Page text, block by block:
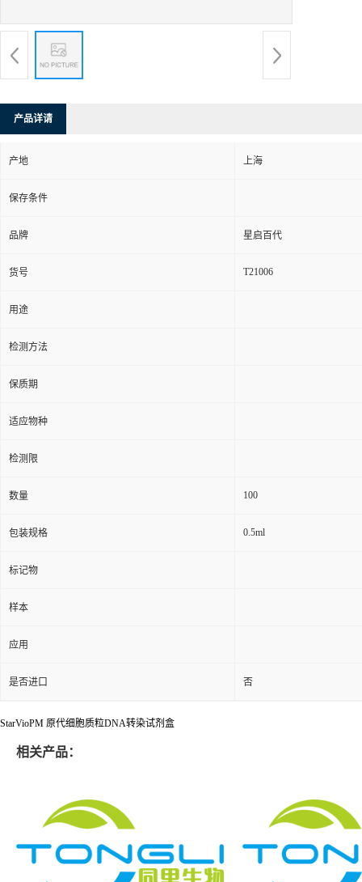
产品详请
产地 上海
保存条件
品牌 星启百代
货号 T21006
用途
检测方法
保质期
适应物种
检测限
数量 100
包装规格 0.5ml
标记物
样本
应用
是否进口 否
StarVioPM 原代细胞质粒DNA转染试剂盒
相关产品：